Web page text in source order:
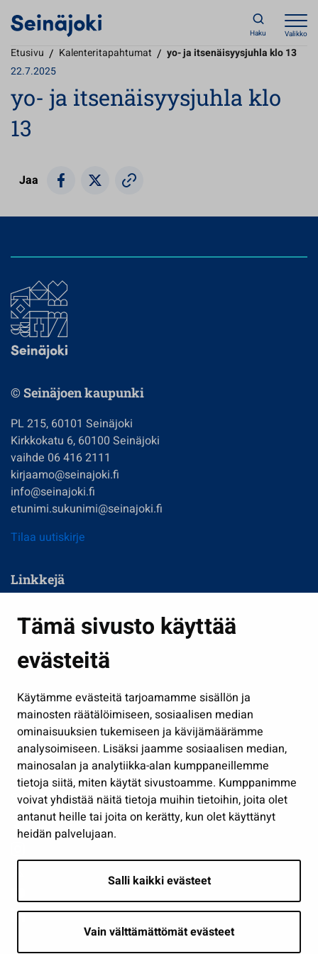
Tämä sivusto käyttää
evästeitä
Käytämme evästeitä tarjoamamme sisällön ja
mainosten räätälöimiseen, sosiaalisen median
ominaisuuksien tukemiseen ja kävijämäärämme
analysoimiseen. Lisäksi jaamme sosiaalisen median,
mainosalan ja analytiikka-alan kumppaneillemme
tietoja siitä, miten käytät sivustoamme. Kumppanimme
voivat yhdistää näitä tietoja muihin tietoihin, joita olet
antanut heille tai joita on kerätty, kun olet käyttänyt
heidän palvelujaan.
Salli kaikki evästeet
Vain välttämättömät evästeet
Haku Valikko
Etusivu / Kalenteritapahtumat / yo- ja itsenäisyysjuhla klo 13
22.7.2025
yo- ja itsenäisyysjuhla klo
13
Jaa
© Seinäjoen kaupunki
PL 215, 60101 Seinäjoki
Kirkkokatu 6, 60100 Seinäjoki
vaihde 06 416 2111
kirjaamo@seinajoki.fi
info@seinajoki.fi
etunimi.sukunimi@seinajoki.fi
Tilaa uutiskirje
Linkkejä
Kasvatus ja opetus
Kulttuuri ja liikunta
Työ ja yrittäminen
Osallistu ja asioi
Näytä omat evästeasetukseni
Seuraa meitä